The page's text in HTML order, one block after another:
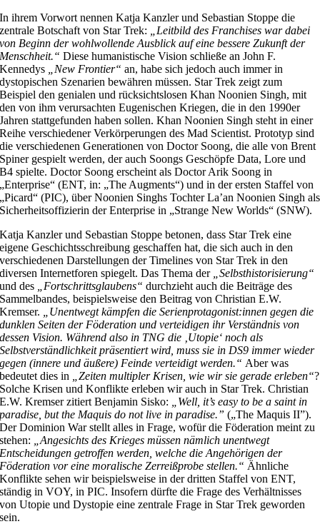
In ihrem Vorwort nennen Katja Kanzler und Sebastian Stoppe die
zentrale Botschaft von Star Trek:
„Leitbild des Franchises war dabei
von Beginn der wohlwollende Ausblick auf eine bessere Zukunft der
Menschheit.“ Diese humanistische Vision schließe an John F.
Kennedys
„New Frontier“ an, habe sich jedoch auch immer in
dystopischen Szenarien bewähren müssen. Star Trek zeigt zum
Beispiel den genialen und rücksichtslosen Khan Noonien Singh, mit
den von ihm verursachten Eugenischen Kriegen, die in den 1990er
Jahren stattgefunden haben sollen. Khan Noonien Singh steht in einer
Reihe verschiedener Verkörperungen des Mad Scientist. Prototyp sind
die verschiedenen Generationen von Doctor Soong, die alle von Brent
Spiner gespielt werden, der auch Soongs Geschöpfe Data, Lore und
B4 spielte. Doctor Soong erscheint als Doctor Arik Soong in
„Enterprise“ (ENT, in: „The Augments“) und in der ersten Staffel von
„Picard“ (PIC), über Noonien Singhs Tochter La’an Noonien Singh als
Sicherheitsoffizierin der Enterprise in „Strange New Worlds“ (SNW).
Katja Kanzler und Sebastian Stoppe betonen, dass Star Trek eine
eigene Geschichtsschreibung geschaffen hat, die sich auch in den
verschiedenen Darstellungen der Timelines von Star Trek in den
diversen Internetforen spiegelt. Das Thema der
„Selbsthistorisierung“
und des
„Fortschrittsglaubens“ durchzieht auch die Beiträge des
Sammelbandes, beispielsweise den Beitrag von Christian E.W.
Kremser.
„Unentwegt kämpfen die Serienprotagonist:innen gegen die
dunklen Seiten der Föderation und verteidigen ihr Verständnis von
dessen Vision. Während also in TNG die ‚Utopie‘ noch als
Selbstverständlichkeit präsentiert wird, muss sie in DS9 immer wieder
gegen (innere und äußere) Feinde verteidigt werden.“ Aber was
bedeutet dies in
„Zeiten multipler Krisen, wie wir sie gerade erleben“?
Solche Krisen und Konflikte erleben wir auch in Star Trek. Christian
E.W. Kremser zitiert Benjamin Sisko:
„Well, it’s easy to be a saint in
paradise, but the Maquis do not live in paradise.” („The Maquis II”).
Der Dominion War stellt alles in Frage, wofür die Föderation meint zu
stehen:
„Angesichts des Krieges müssen nämlich unentwegt
Entscheidungen getroffen werden, welche die Angehörigen der
Föderation vor eine moralische Zerreißprobe stellen.“ Ähnliche
Konflikte sehen wir beispielsweise in der dritten Staffel von ENT,
ständig in VOY, in PIC. Insofern dürfte die Frage des Verhältnisses
von Utopie und Dystopie eine zentrale Frage in Star Trek geworden
sein.